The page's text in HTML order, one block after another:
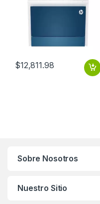
$12,811.98
Sobre Nosotros
Nuestro Sitio